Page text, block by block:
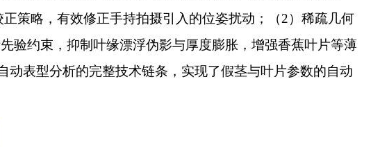
策略，有效修正手持拍摄引入的位姿扰动；（2）稀疏几何
验约束，抑制叶缘漂浮伪影与厚度膨胀，增强香蕉叶片等薄
表型分析的完整技术链条，实现了假茎与叶片参数的自动